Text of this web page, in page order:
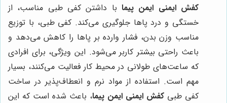
کفش ایمنی ایمن پیما با داشتن کفی طبی مناسب، از
خستگی و درد پاها جلوگیری می‌کند. کفی طبی، با توزیع
مناسب وزن بدن، فشار وارده بر پاها را کاهش می‌دهد و
باعث راحتی بیشتر کاربر می‌شود. این ویژگی، برای افرادی
که ساعت‌های طولانی در محیط کار فعالیت می‌کنند، بسیار
مهم است. استفاده از مواد نرم و انعطاف‌پذیر در ساخت
کفی طبی کفش ایمنی ایمن پیما، باعث شده است که این